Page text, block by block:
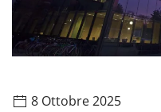
8 Ottobre 2025